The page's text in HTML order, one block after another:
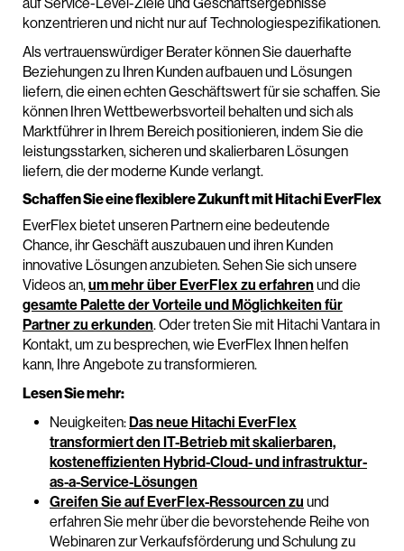
konzentrieren und nicht nur auf Technologiespezifikationen.
Als vertrauenswürdiger Berater können Sie dauerhafte
Beziehungen zu Ihren Kunden aufbauen und Lösungen
liefern, die einen echten Geschäftswert für sie schaffen. Sie
können Ihren Wettbewerbsvorteil behalten und sich als
Marktführer in Ihrem Bereich positionieren, indem Sie die
leistungsstarken, sicheren und skalierbaren Lösungen
liefern, die der moderne Kunde verlangt.
Schaffen Sie eine flexiblere Zukunft mit Hitachi EverFlex
EverFlex bietet unseren Partnern eine bedeutende
Chance, ihr Geschäft auszubauen und ihren Kunden
innovative Lösungen anzubieten. Sehen Sie sich unsere
Videos an,um mehr über EverFlex zu erfahrenund die
gesamte Palette der Vorteile und Möglichkeiten für
Partner zu erkunden. Oder treten Sie mit Hitachi Vantara in
Kontakt, um zu besprechen, wie EverFlex Ihnen helfen
kann, Ihre Angebote zu transformieren.
Lesen Sie mehr:
Neuigkeiten:Das neue Hitachi EverFlex
transformiert den IT-Betrieb mit skalierbaren,
kosteneffizienten Hybrid-Cloud- und infrastruktur-
as-a-Service-Lösungen
Greifen Sie auf EverFlex-Ressourcen zu und
erfahren Sie mehr über die bevorstehende Reihe von
Webinaren zur Verkaufsförderung und Schulung zu